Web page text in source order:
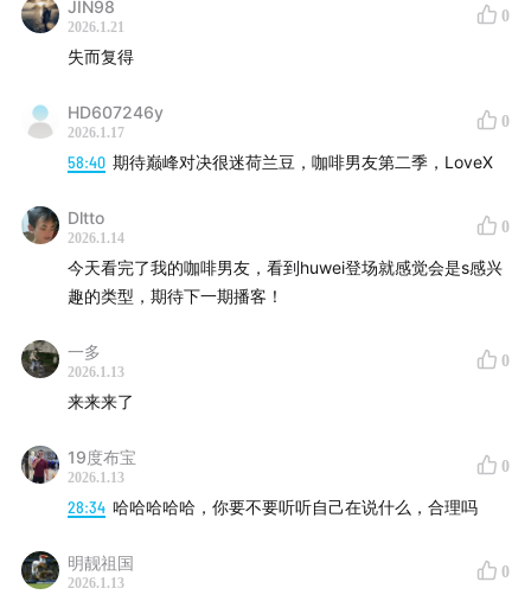
JIN98
2026.1.21
0
失而复得
HD607246y
2026.1.17
0
58:40 期待巅峰对决很迷荷兰豆，咖啡男友第二季，LoveX
Dltto
2026.1.14
0
今天看完了我的咖啡男友，看到huwei登场就感觉会是s感兴
趣的类型，期待下一期播客！
一多
2026.1.13
0
来来来了
19度布宝
2026.1.13
0
28:34 哈哈哈哈哈，你要不要听听自己在说什么，合理吗
明靓祖国
2026.1.13
0